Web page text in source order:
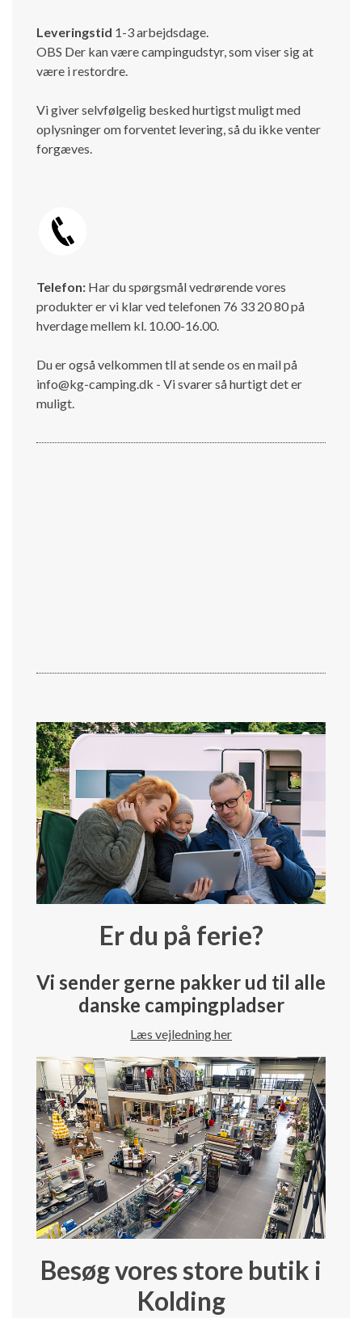
Leveringstid 1-3 arbejdsdage.
OBS Der kan være campingudstyr, som viser sig at
være i restordre.
Vi giver selvfølgelig besked hurtigst muligt med
oplysninger om forventet levering, så du ikke venter
forgæves.
Telefon: Har du spørgsmål vedrørende vores
produkter er vi klar ved telefonen 76 33 20 80 på
hverdage mellem kl. 10.00-16.00.
Du er også velkommen tll at sende os en mail på
info@kg-camping.dk - Vi svarer så hurtigt det er
muligt.
Er du på ferie?
Vi sender gerne pakker ud til alle
danske campingpladser
Læs vejledning her
Besøg vores store butik i
Kolding